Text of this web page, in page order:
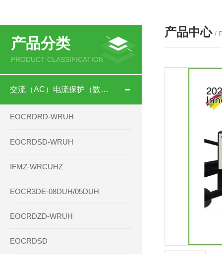
产品分类
PRODUCT CLASSIFICATION
交流（AC）电流保护（数码型）
EOCRDRD-WRUH
EOCRDSD-WRUH
IFMZ-WRCUHZ
EOCR3DE-08DUH/05DUH
EOCRDZD-WRUH
EOCRDSD
产品中心 /